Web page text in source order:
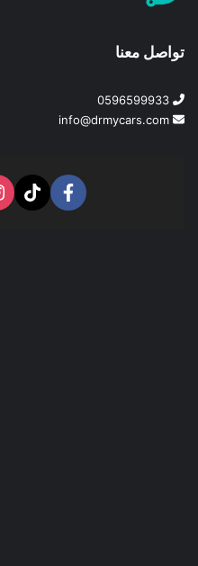
تواصل معنا
0596599933
info@drmycars.com